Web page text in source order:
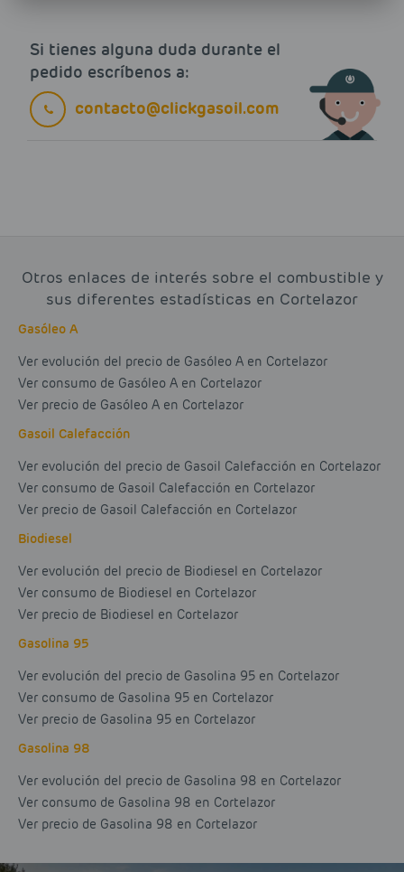
Si tienes alguna duda durante el
pedido escríbenos a:
contacto@clickgasoil.com
Otros enlaces de interés sobre el combustible y
sus diferentes estadísticas en Cortelazor
Gasóleo A
Ver evolución del precio de Gasóleo A en Cortelazor
Ver consumo de Gasóleo A en Cortelazor
Ver precio de Gasóleo A en Cortelazor
Gasoil Calefacción
Ver evolución del precio de Gasoil Calefacción en Cortelazor
Ver consumo de Gasoil Calefacción en Cortelazor
Ver precio de Gasoil Calefacción en Cortelazor
Biodiesel
Ver evolución del precio de Biodiesel en Cortelazor
Ver consumo de Biodiesel en Cortelazor
Ver precio de Biodiesel en Cortelazor
Gasolina 95
Ver evolución del precio de Gasolina 95 en Cortelazor
Ver consumo de Gasolina 95 en Cortelazor
Ver precio de Gasolina 95 en Cortelazor
Gasolina 98
Ver evolución del precio de Gasolina 98 en Cortelazor
Ver consumo de Gasolina 98 en Cortelazor
Ver precio de Gasolina 98 en Cortelazor